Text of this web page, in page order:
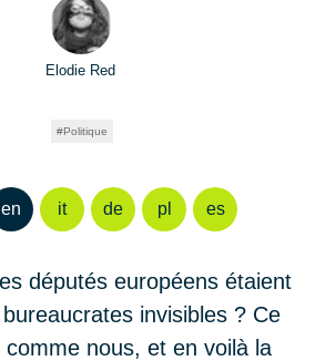
Elodie Red
Politique
en it de pl es
députés européens étaient
invisibles ? Ce
nous, et en voilà la